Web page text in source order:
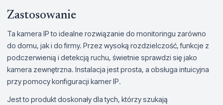
Zastosowanie
Ta kamera IP to idealne rozwiązanie do monitoringu zarówno
do domu, jak i do firmy. Przez wysoką rozdzielczość, funkcje z
podczerwienią i detekcją ruchu, świetnie sprawdzi się jako
kamera zewnętrzna. Instalacja jest prosta, a obsługa intuicyjna
przy pomocy konfiguracji kamer IP.
Jest to produkt doskonały dla tych, którzy szukają